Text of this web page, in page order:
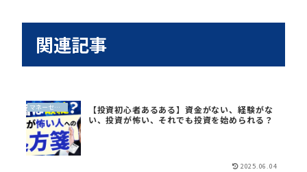
関連記事
マネーセンスイズム
【投資初心者あるある】資金がない、経験がな
い、投資が怖い、それでも投資を始められる？
2025.06.04